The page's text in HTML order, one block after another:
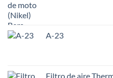
A-23
Filtro de aire